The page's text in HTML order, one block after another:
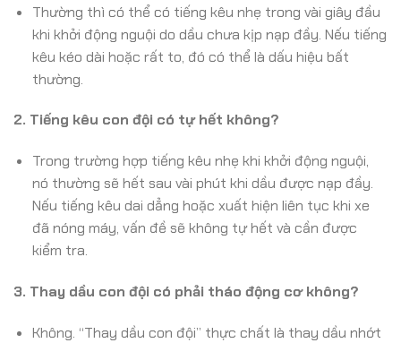
Thường thì có thể có tiếng kêu nhẹ trong vài giây đầu
khi khởi động nguội do dầu chưa kịp nạp đầy. Nếu tiếng
kêu kéo dài hoặc rất to, đó có thể là dấu hiệu bất
thường.
2. Tiếng kêu con đội có tự hết không?
Trong trường hợp tiếng kêu nhẹ khi khởi động nguội,
nó thường sẽ hết sau vài phút khi dầu được nạp đầy.
Nếu tiếng kêu dai dẳng hoặc xuất hiện liên tục khi xe
đã nóng máy, vấn đề sẽ không tự hết và cần được
kiểm tra.
3. Thay dầu con đội có phải tháo động cơ không?
Không. “Thay dầu con đội” thực chất là thay dầu nhớt